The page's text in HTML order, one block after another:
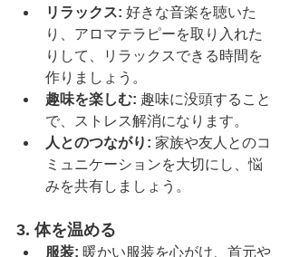
リラックス: 好きな音楽を聴いた
り、アロマテラピーを取り入れた
りして、リラックスできる時間を
作りましょう。
趣味を楽しむ: 趣味に没頭すること
で、ストレス解消になります。
人とのつながり: 家族や友人とのコ
ミュニケーションを大切にし、悩
みを共有しましょう。
3. 体を温める
服装: 暖かい服装を心がけ、首元や